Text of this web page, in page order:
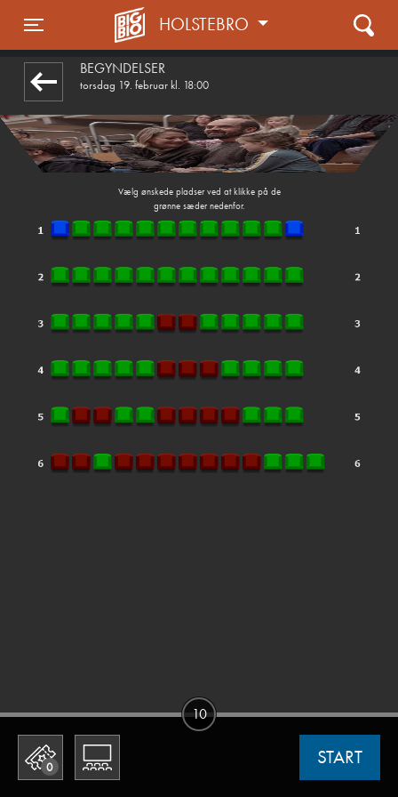
Toggle navigation
HOLSTEBRO
BEGYNDELSER
torsdag 19. februar kl. 18:00
Vælg ønskede pladser ved at klikke på de
grønne sæder nedenfor.
0 START
10
front05-temp 115741